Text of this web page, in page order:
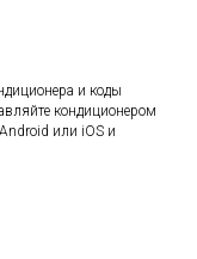
и коды
кондиционером
или iOS и